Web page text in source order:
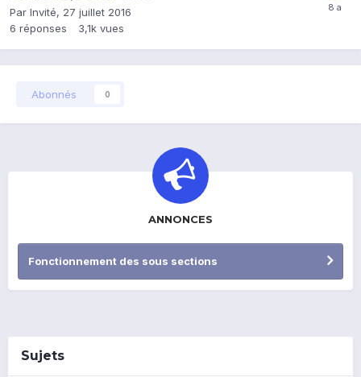
Par Invité, 27 juillet 2016
6 réponses 3,1k vues
Abonnés 0
ANNONCES
Fonctionnement des sous sections
Sujets